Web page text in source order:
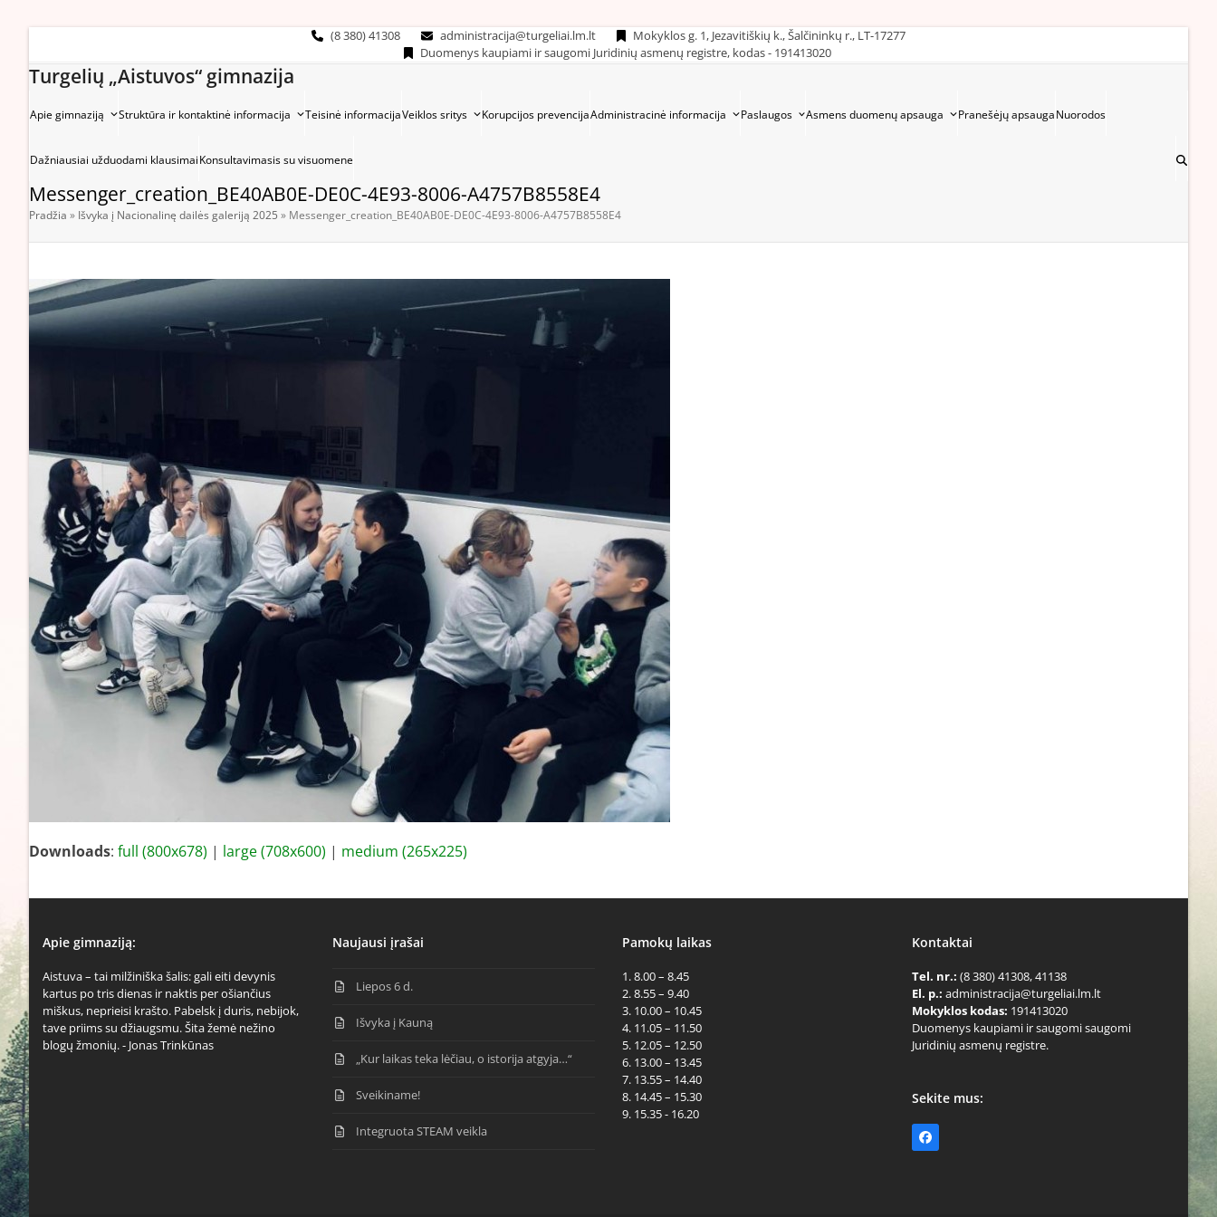
(8 380) 41308 administracija@turgeliai.lm.lt
Mokyklos g. 1, Jezavitiškių k., Šalčininkų r., LT-17277
Duomenys kaupiami ir saugomi Juridinių asmenų registre, kodas - 191413020
Turgelių „Aistuvos“ gimnazija
Apie gimnaziją Struktūra ir kontaktinė informacija Teisinė informacijaVeiklos sritys Korupcijos prevencijaAdministracinė informacija Paslaugos Asmens duomenų apsauga Pranešėjų apsaugaNuorodos
Dažniausiai užduodami klausimaiKonsultavimasis su visuomene
Messenger_creation_BE40AB0E-DE0C-4E93-8006-A4757B8558E4
Pradžia » Išvyka į Nacionalinę dailės galeriją 2025 » Messenger_creation_BE40AB0E-DE0C-4E93-8006-A4757B8558E4
Downloads: full (800x678) | large (708x600) | medium (265x225)
Apie gimnaziją:
Aistuva – tai milžiniška šalis: gali eiti devynis
kartus po tris dienas ir naktis per ošiančius
miškus, neprieisi krašto. Pabelsk į duris, nebijok,
tave priims su džiaugsmu. Šita žemė nežino
blogų žmonių. - Jonas Trinkūnas
Naujausi įrašai
Liepos 6 d.
Išvyka į Kauną
„Kur laikas teka lėčiau, o istorija atgyja…“
Sveikiname!
Integruota STEAM veikla
Pamokų laikas
1. 8.00 – 8.45
2. 8.55 – 9.40
3. 10.00 – 10.45
4. 11.05 – 11.50
5. 12.05 – 12.50
6. 13.00 – 13.45
7. 13.55 – 14.40
8. 14.45 – 15.30
9. 15.35 - 16.20
Kontaktai
Tel. nr.: (8 380) 41308, 41138
El. p.: administracija@turgeliai.lm.lt
Mokyklos kodas: 191413020
Duomenys kaupiami ir saugomi saugomi
Juridinių asmenų registre.
Sekite mus:
Facebook